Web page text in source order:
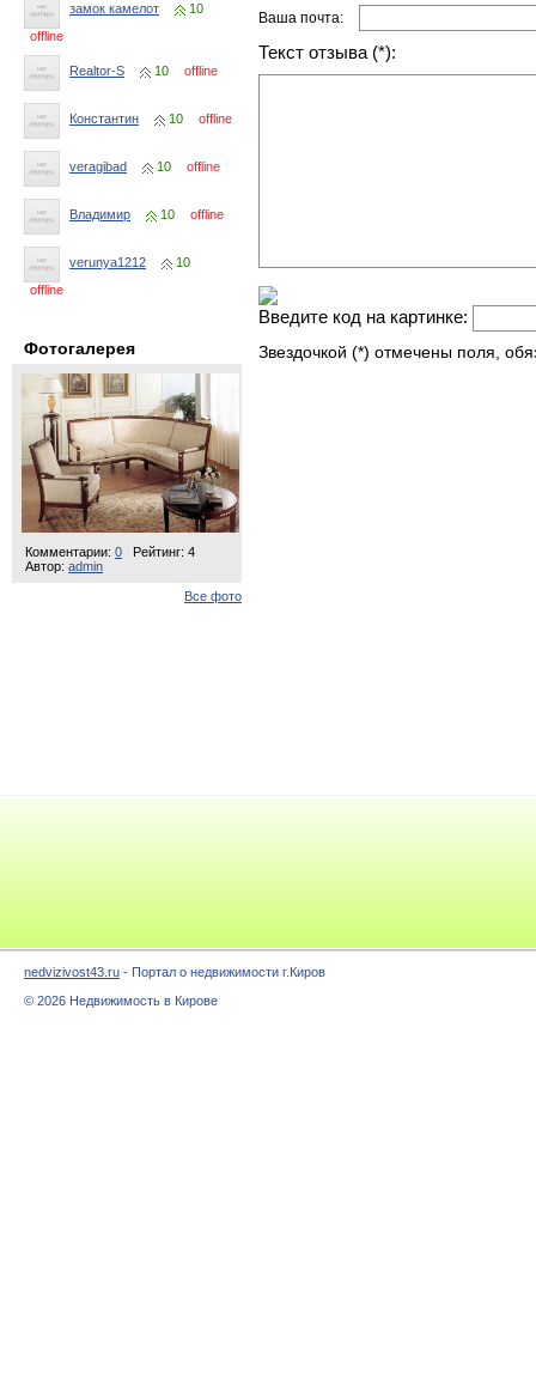
замок камелот
10
offline
Realtor-S 10 offline
Константин 10 offline
veragibad 10 offline
Владимир 10 offline
verunya1212
10
offline
Фотогалерея
Комментарии: 0
Рейтинг: 4
Автор: admin
Все фото
Ваша почта:
Текст отзыва (*):
Введите код на картинке:
Звездочкой (*) отмечены поля,
nedvizivost43.ru - Портал о недвижимости г.Киров
© 2026 Недвижимость в Кирове